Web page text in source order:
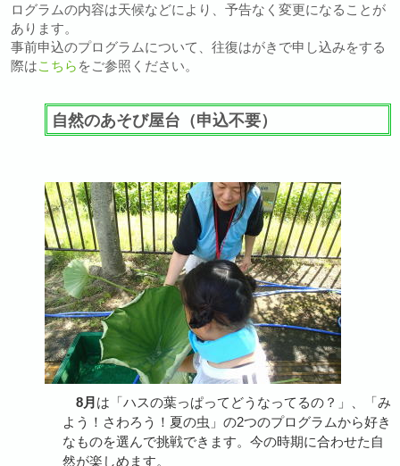
ログラムの内容は天候などにより、予告なく変更になることが
あります。
事前申込のプログラムについて、往復はがきで申し込みをする
際はこちら をご参照ください。
自然のあそび屋台（申込不要）
8月 は「ハスの葉っぱってどうなってるの？」、「み
よう！さわろう！夏の虫」の2つのプログラムから好き
なものを選んで挑戦できます。今の時期に合わせた自
然が楽しめます。